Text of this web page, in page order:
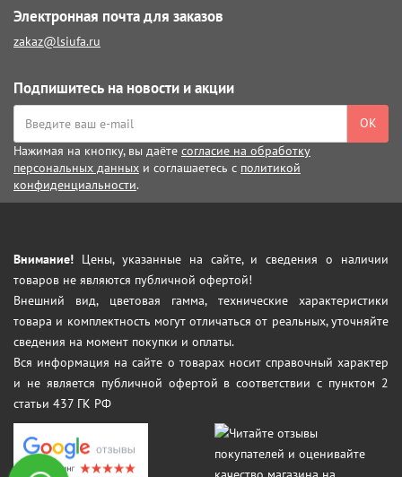
Электронная почта для заказов
zakaz@lsiufa.ru
Подпишитесь на новости и акции
ОК
Нажимая на кнопку, вы даёте согласие на обработку
персональных данных и соглашаетесь с политикой
конфиденциальности.
Внимание! Цены, указанные на сайте, и сведения о наличии
товаров не являются публичной офертой!
Внешний вид, цветовая гамма, технические характеристики
товара и комплектность могут отличаться от реальных, уточняйте
сведения на момент покупки и оплаты.
Вся информация на сайте о товарах носит справочный характер
и не является публичной офертой в соответствии с пунктом 2
статьи 437 ГК РФ